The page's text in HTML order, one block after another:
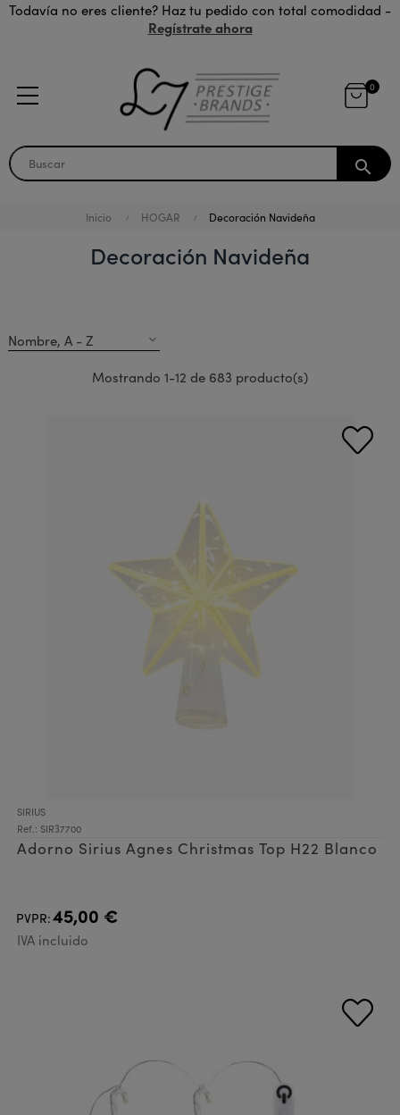
Todavía no eres cliente? Haz tu pedido con total comodidad -
Regístrate ahora
0
search
Inicio HOGAR Decoración Navideña
Decoración Navideña
Nombre, A - Z expand_more
Mostrando 1-12 de 683 producto(s)
SIRIUS
Ref.: SIR37700
Adorno Sirius Agnes Christmas Top H22 Blanco
PVPR:45,00 €
IVA incluido